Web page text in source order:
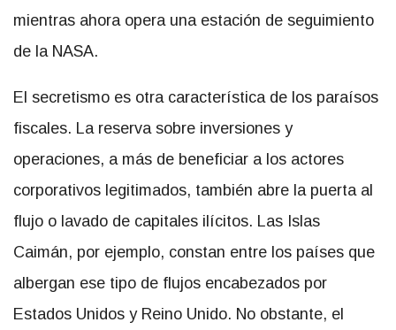
mientras ahora opera una estación de seguimiento
de la NASA.
El secretismo es otra característica de los paraísos
fiscales. La reserva sobre inversiones y
operaciones, a más de beneficiar a los actores
corporativos legitimados, también abre la puerta al
flujo o lavado de capitales ilícitos. Las Islas
Caimán, por ejemplo, constan entre los países que
albergan ese tipo de flujos encabezados por
Estados Unidos y Reino Unido. No obstante, el